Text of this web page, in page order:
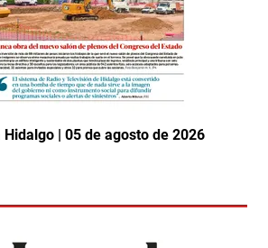
| 05 de agosto de 2026